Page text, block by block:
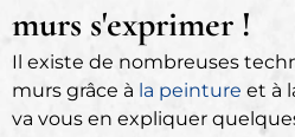
murs s'exprimer !
Il existe de nombreuses
murs grâce à la peinture et à
va vous en expliquer